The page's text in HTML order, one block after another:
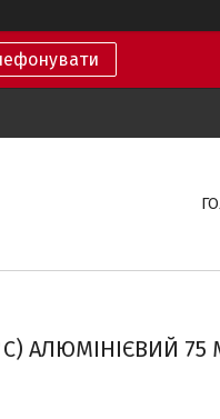
АЛЮМІНІЄВИЙ